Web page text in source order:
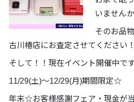
いません
そのお品
古川椿店にお査定させてください
そして！！現在イベント開催中です
11/29(土)～12/29(月)期間限定☆
年末☆お客様感謝フェア・現金が